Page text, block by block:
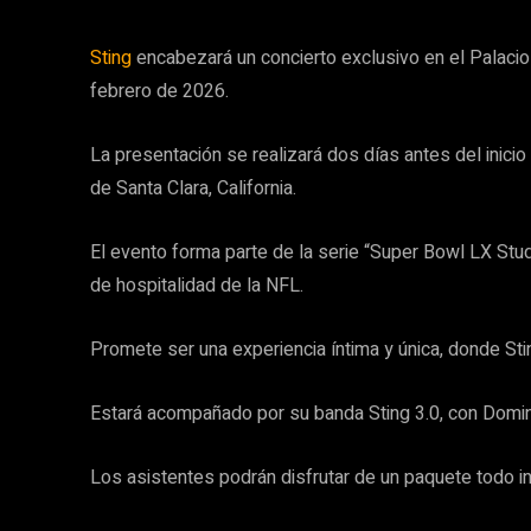
Stingencabezará un concierto exclusivo en el
febrero de 2026.
La presentación se realizará dos días antes del
de Santa Clara, California.
El evento forma parte de la serie “Super Bowl LX
de hospitalidad de la NFL.
Promete ser una experiencia íntima y única, donde
Estará acompañado por su banda Sting 3.0, con
Los asistentes podrán disfrutar de un paquete todo